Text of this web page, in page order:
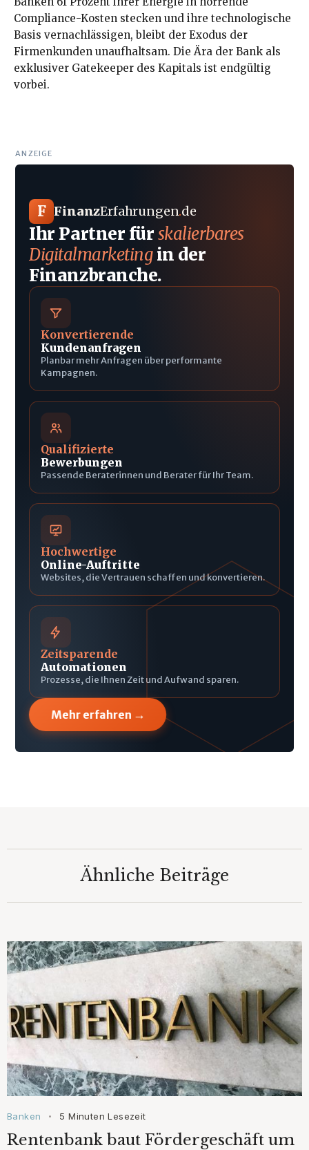
Compliance-Kosten stecken und ihre technologische
Basis vernachlässigen, bleibt der Exodus der
Firmenkunden unaufhaltsam. Die Ära der Bank als
exklusiver Gatekeeper des Kapitals ist endgültig
vorbei.
ANZEIGE
F FinanzErfahrungen.de
Ihr Partner fürskalierbares
Digitalmarketingin der
Finanzbranche.
Konvertierende
Kundenanfragen
Planbar mehr Anfragen über performante
Kampagnen.
Qualifizierte
Bewerbungen
Passende Beraterinnen und Berater für Ihr Team.
Hochwertige
Online-Auftritte
Websites, die Vertrauen schaffen und konvertieren.
Zeitsparende
Automationen
Prozesse, die Ihnen Zeit und Aufwand sparen.
Mehr erfahren →
Ähnliche Beiträge
Banken • 5 Minuten Lesezeit
Rentenbank baut Fördergeschäft um